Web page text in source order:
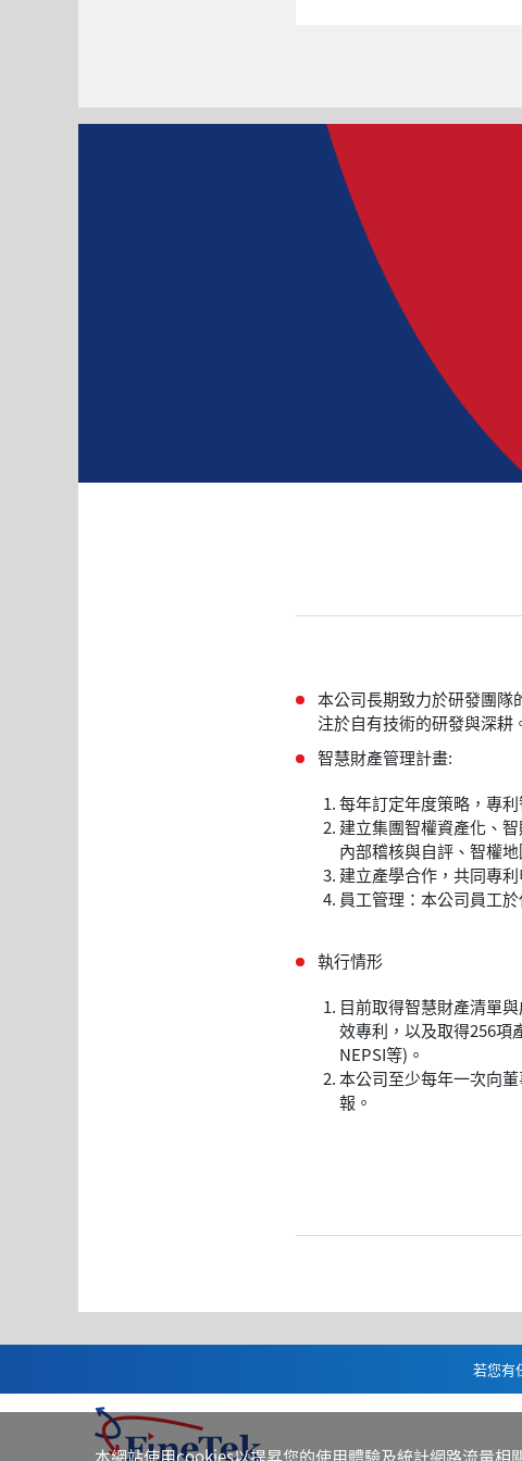
本公司長期致力於研發團隊
注於自有技術的研發與深耕
智慧財產管理計畫:
每年訂定年度策略，專
建立集團智權資產化、
內部稽核與自評、智權地
建立產學合作，共同專利
員工管理：本公司員工
執行情形
目前取得智慧財產清單
效專利，以及取得256項
NEPSI等)。
本公司至少每年一次向
報。
若您有
本網站使用cookies以提昇您的使用體驗及統計網路流量